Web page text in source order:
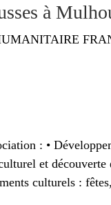
à
: •
et
culturels :